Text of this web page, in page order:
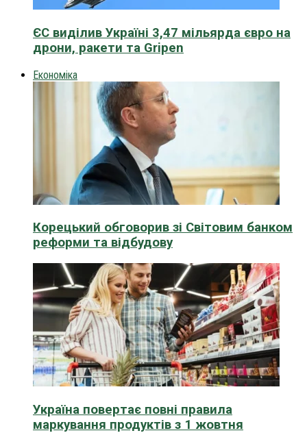
ЄС виділив Україні 3,47 мільярда євро на
дрони, ракети та Gripen
Економіка
Корецький обговорив зі Світовим банком
реформи та відбудову
Україна повертає повні правила
маркування продуктів з 1 жовтня